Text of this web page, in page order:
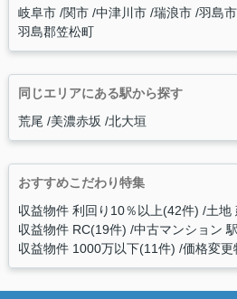
岐阜市 関市 中津川市 瑞浪市 羽島市
羽島郡笠松町
同じエリアにある駅から探す
荒尾 美濃赤坂 北大垣
おすすめこだわり特集
収益物件 利回り10％以上(42件) 土地
収益物件 RC(19件) 中古マンション
収益物件 1000万以下(11件) 価格変更